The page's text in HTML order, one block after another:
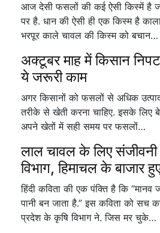
आज देसी फसलों की कई ऐसी किस्में है
पर है. धान की ऐसी ही एक किस्म है
भरपूर काले चावल की किस्म को बचान…
अक्टूबर माह में किसान
ये जरूरी काम
अगर किसानों को फसलों से अधिक
तरीके से खेती करना चाहिए. इसके लिए
अपने खेतों में सही समय पर फसलों…
लाल चावल के लिए
विभाग, हिमाचल के बाजार
हिंदी कविता की एक पंक्ति है कि “मानव
पानी बन जाता है.” इस कविता को सच
प्रदेश के कृषि विभाग ने. जिस मर चुके…